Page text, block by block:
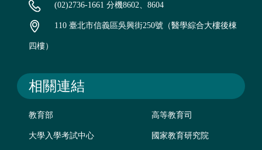
(02)2736-1661 分機8602、8604
110 臺北市信義區吳興街250號（醫學綜合大樓後棟
四樓）
相關連結
教育部 高等教育司
大學入學考試中心 國家教育研究院